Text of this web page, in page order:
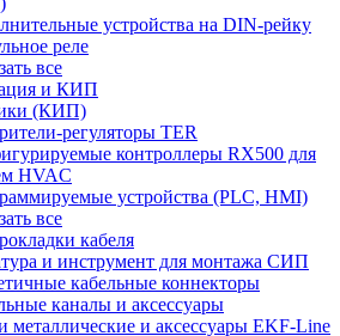
устройства на DIN-рейку
реле
все
и КИП
(КИП)
регуляторы TER
контроллеры RX500 для
HVAC
устройства (PLC, HMI)
все
кабеля
и инструмент для монтажа СИП
кабельные коннекторы
каналы и аксессуары
металлические и аксессуары EKF-Line